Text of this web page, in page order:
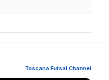
Toscana Futsal Channel